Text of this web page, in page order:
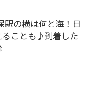
駅の横は何と海！日
ることも♪到着した